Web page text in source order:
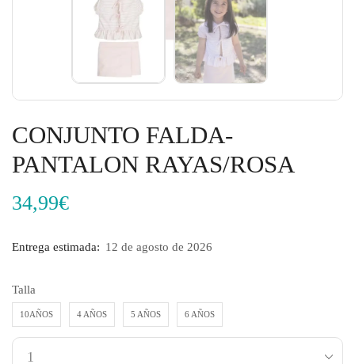
CONJUNTO FALDA-
PANTALON RAYAS/ROSA
34,99€
Entrega estimada: 12 de agosto de 2026
Talla
10AÑOS 4 AÑOS 5 AÑOS 6 AÑOS